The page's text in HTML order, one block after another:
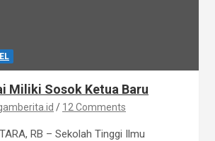
Miliki Sosok Ketua Baru
12 Comments
RB – Sekolah Tinggi Ilmu